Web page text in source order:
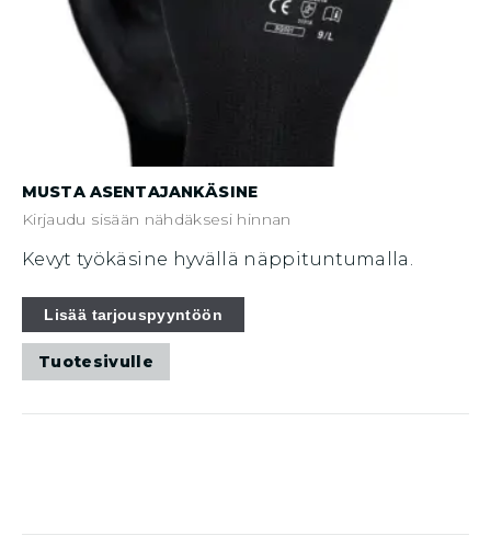
MUSTA ASENTAJANKÄSINE
Kirjaudu sisään nähdäksesi hinnan
Kevyt työkäsine hyvällä näppituntumalla.
Lisää tarjouspyyntöön
tuotteella
muunnelma.
tuotteen
Tuotesivulle